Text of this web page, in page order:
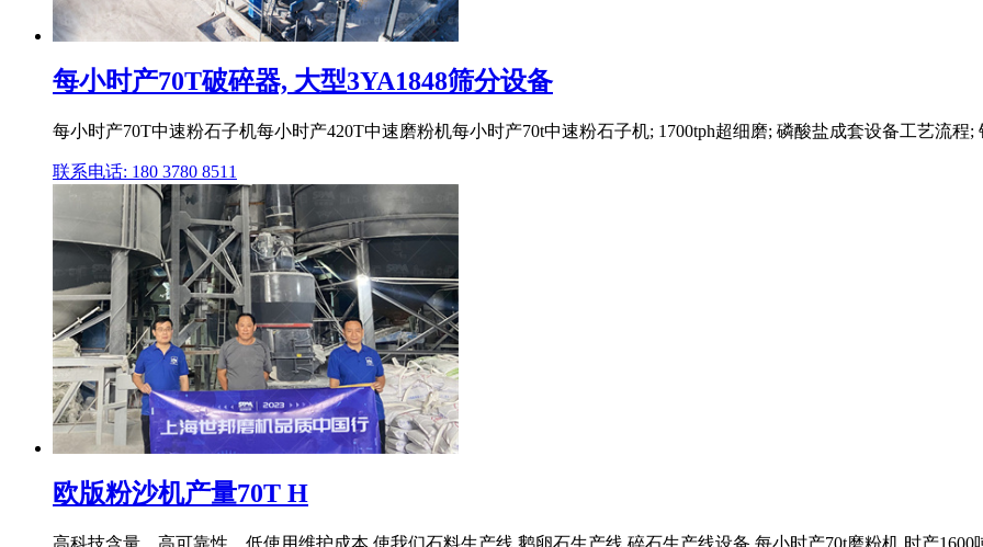
每小时产70T破碎器, 大型3YA1848筛分设备
每小时产70T中速粉石子机每小时产420T中速磨粉机每小时产70t中速粉石子机; 1700tph超细磨; 磷酸盐成套设备工艺流
联系电话: 180 3780 8511
欧版粉沙机产量70T H
高科技含量、高可靠性、低使用维护成本,使我们石料生产线,鹅卵石生产线,碎石生产线设备 每小时产70t磨粉机 时产1600